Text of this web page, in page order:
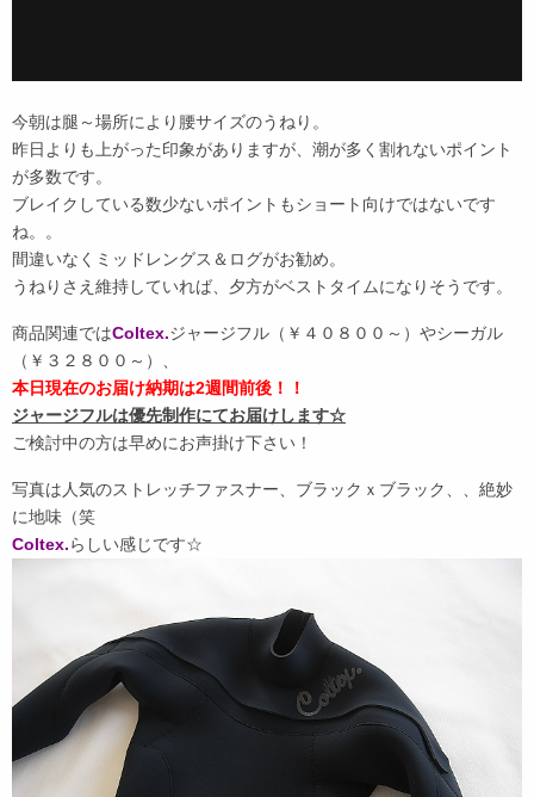
今朝は腿～場所により腰サイズのうねり。
昨日よりも上がった印象がありますが、潮が多く割れないポイント
が多数です。
ブレイクしている数少ないポイントもショート向けではないです
ね。。
間違いなくミッドレングス＆ログがお勧め。
うねりさえ維持していれば、夕方がベストタイムになりそうです。
商品関連ではColtex.ジャージフル（￥４０８００～）やシーガル
（￥３２８００～）、
本日現在のお届け納期は2週間前後！！
ジャージフルは優先制作にてお届けします☆
ご検討中の方は早めにお声掛け下さい！
写真は人気のストレッチファスナー、ブラックｘブラック、、絶妙
に地味（笑
Coltex.らしい感じです☆